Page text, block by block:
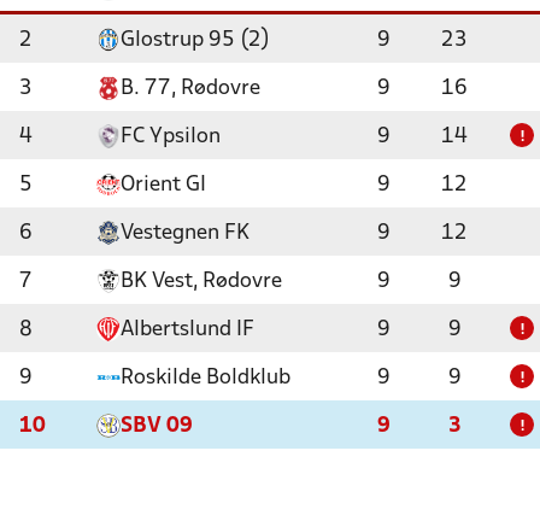
2 Glostrup 95 (2) 9 23
3 B. 77, Rødovre 9 16
4 FC Ypsilon 9 14 !
5 Orient GI 9 12
6 Vestegnen FK 9 12
7 BK Vest, Rødovre 9 9
8 Albertslund IF 9 9 !
9 Roskilde Boldklub 9 9 !
10 SBV 09 9 3 !